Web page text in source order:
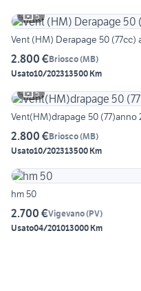
5
Vent (HM) Derapage 50 (77cc)
2.800 €Briosco(MB)
Usato10/202313500 Km
5
Vent(HM)drapage 50 (77)anno
2.800 €Briosco(MB)
Usato10/202313500 Km
hm 50
2.700 €Vigevano(PV)
Usato04/201013000 Km